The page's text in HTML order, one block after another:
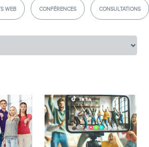
groupe
(SEO) et IA (GEO)
WEB CONFÉRENCES CONSULTATIONS